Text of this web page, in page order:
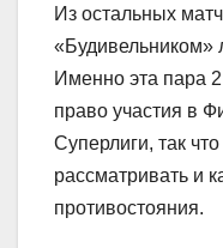
Из остальных
«Будивельником»
Именно эта пара
право участия в
Суперлиги, так
рассматривать и
противостояния.